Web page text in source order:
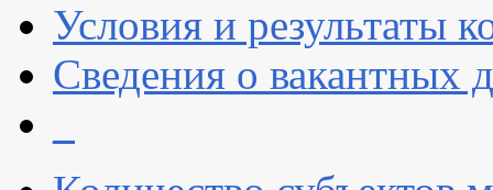
Условия и результаты
Сведения о вакантных